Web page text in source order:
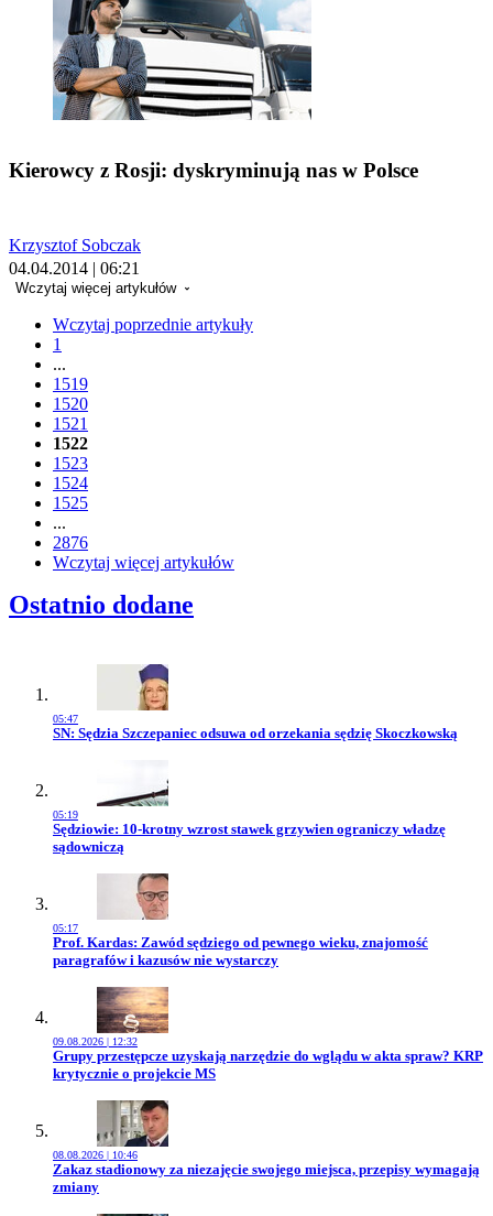
Kierowcy z Rosji: dyskryminują nas w Polsce
Krzysztof Sobczak
04.04.2014 | 06:21
Wczytaj więcej artykułów
Wczytaj poprzednie artykuły
1
...
1519
1520
1521
1522
1523
1524
1525
...
2876
Wczytaj więcej artykułów
Ostatnio dodane
05:47
Przejdź do artykułu:
SN: Sędzia Szczepaniec odsuwa od orzekania sędzię Skoczkowską
05:19
Przejdź do artykułu:
Sędziowie: 10-krotny wzrost stawek grzywien ograniczy władzę
sądowniczą
05:17
Przejdź do artykułu:
Prof. Kardas: Zawód sędziego od pewnego wieku, znajomość
paragrafów i kazusów nie wystarczy
09.08.2026 | 12:32
Przejdź do artykułu:
Grupy przestępcze uzyskają narzędzie do wglądu w akta spraw? KRP
krytycznie o projekcie MS
08.08.2026 | 10:46
Przejdź do artykułu:
Zakaz stadionowy za niezajęcie swojego miejsca, przepisy wymagają
zmiany